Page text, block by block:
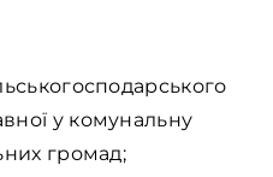
у комунальну
громад;